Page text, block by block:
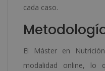
cada caso.
El Máster en
modalidad online, lo